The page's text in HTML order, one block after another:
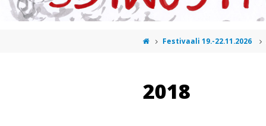
Festivaali 19.-22.11.2026
2018